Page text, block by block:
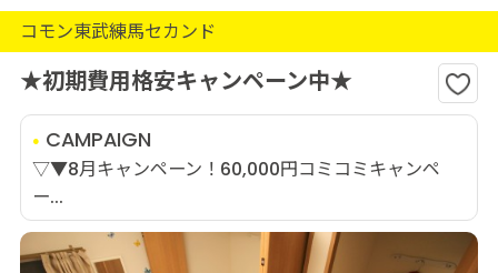
コモン東武練馬セカンド
★初期費用格安キャンペーン中★
CAMPAIGN
▽▼8月キャンペーン！60,000円コミコミキャンペ
ー...